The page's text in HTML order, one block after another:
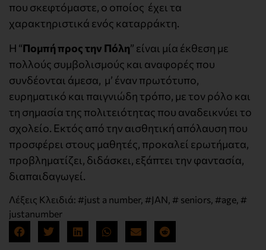
που σκεφτόμαστε, ο οποίος έχει τα
χαρακτηριστικά ενός καταρράκτη.
Η “Πομπή προς την Πόλη” είναι μία έκθεση με
πολλούς συμβολισμούς και αναφορές που
συνδέονται άμεσα, μ’ έναν πρωτότυπο,
ευρηματικό και παιγνιώδη τρόπο, με τον ρόλο και
τη σημασία της πολιτειότητας που αναδεικνύει το
σχολείο. Εκτός από την αισθητική απόλαυση που
προσφέρει στους μαθητές, προκαλεί ερωτήματα,
προβληματίζει, διδάσκει, εξάπτει την φαντασία,
διαπαιδαγωγεί.
Λέξεις Κλειδιά: #just a number, #JAN, # seniors, #age, #
justanumber